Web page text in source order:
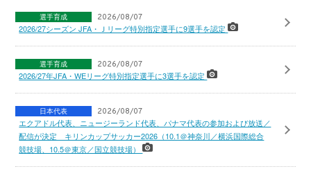
選手育成 2026/08/07
2026/27シーズン JFA・Ｊリーグ特別指定選手に9選手を認定
選手育成 2026/08/07
2026/27年JFA・WEリーグ特別指定選手に3選手を認定
日本代表 2026/08/07
エクアドル代表、ニュージーランド代表、パナマ代表の参加および放送／
配信が決定 キリンカップサッカー2026（10.1＠神奈川／横浜国際総合
競技場、10.5＠東京／国立競技場）